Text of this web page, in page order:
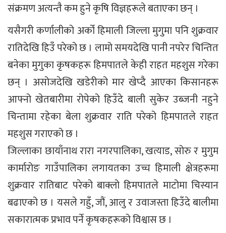
संक्रमण अत्यन्तै कम हुने कृषि विज्ञहरूले बताएका छन् ।
यसैगरी कर्णालीको अर्को हिमाली जिल्ला मुगुमा पनि शुक्रवार
रातिदेखि हिउँ परेको छ । लामो समयदेखि पानी नपरेर चिन्तित
बनेका मुगुका कृषकहरू हिमपातले केही राहत महशुस गरेका
छन् । असोजदेखि खडेरीको मार खेप्दै आएका किसानहरू
आफ्नो खेतबारीमा रोपेको हिउँदे बाली सुकेर उब्जनी नहुने
चिन्तामा रहेका बेला शुक्रवार राति परेको हिमपातले राहत
महशुस गराएको छ ।
जिल्लाका छायाँनाथ रारा नगरपालिका, खत्याड, सोरु र मुगुम
कार्मारोङ गाउँपालिका लगायतका उच्च हिमाली क्षेत्रहरूमा
शुक्रवार रातिबाट परेको बाक्लो हिमपातले माटोमा चिस्यान
बढाएको छ । यसले गहुँ, जौं, आलु र उवाजस्ता हिउँदे बालीमा
सकारात्मक प्रभाव पर्ने कृषकहरूको विश्वास छ ।